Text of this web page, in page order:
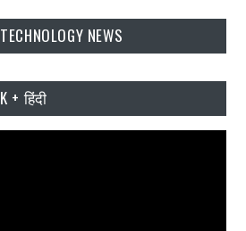
TECHNOLOGY NEWS
K + हिंदी